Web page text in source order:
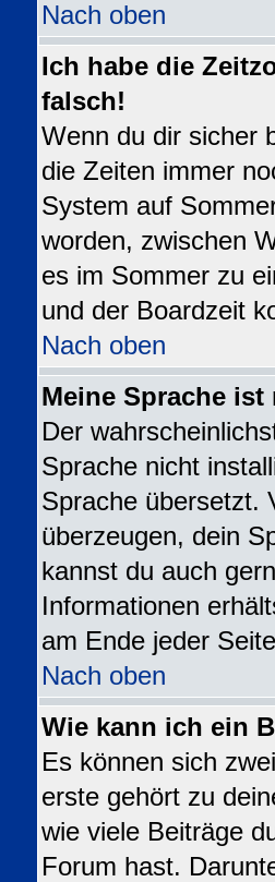
Nach oben
Ich habe die
falsch!
Wenn du dir sicher
die Zeiten immer
System auf
worden, zwischen
es im Sommer zu
und der Boardzeit
Nach oben
Meine Sprache
Der
Sprache nicht
Sprache übersetzt.
überzeugen, dein
kannst du auch
Informationen
am Ende jeder
Nach oben
Wie kann ich ein
Es können sich
erste gehört zu
wie viele Beiträge
Forum hast.